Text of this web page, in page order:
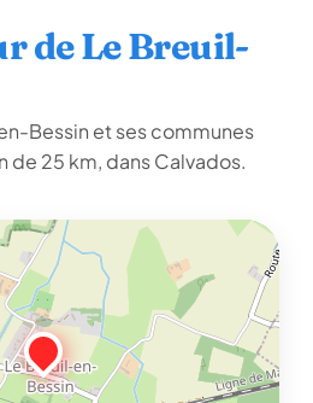
de Le Breuil-
Bessin et ses communes
de 25 km, dans Calvados.